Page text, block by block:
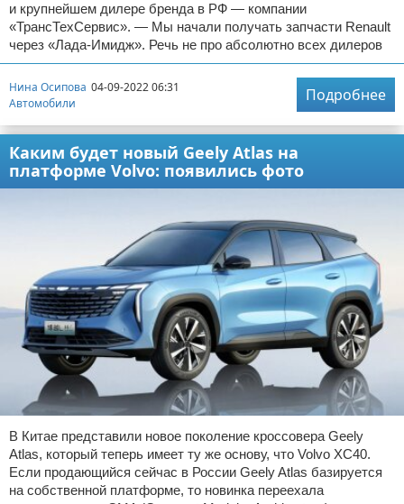
и крупнейшем дилере бренда в РФ — компании
«ТрансТехСервис». — Мы начали получать запчасти Renault
через «Лада-Имидж». Речь не про абсолютно всех дилеров
Нина Осипова 04-09-2022 06:31
Автомобили
Подробнее
Каким будет новый Geely Atlas на
платформе Volvo: появились фото
В Китае представили новое поколение кроссовера Geely
Atlas, который теперь имеет ту же основу, что Volvo XC40.
Если продающийся сейчас в России Geely Atlas базируется
на собственной платформе, то новинка переехала